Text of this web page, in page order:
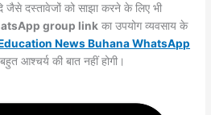
दस्तावेजों को साझा करने के लिए भी
group link का उपयोग व्यवसाय के
News Buhana WhatsApp
बहुत आश्चर्य की बात नहीं होगी।